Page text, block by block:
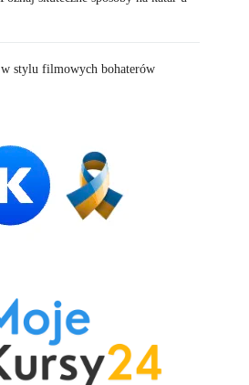
stylu filmowych bohaterów